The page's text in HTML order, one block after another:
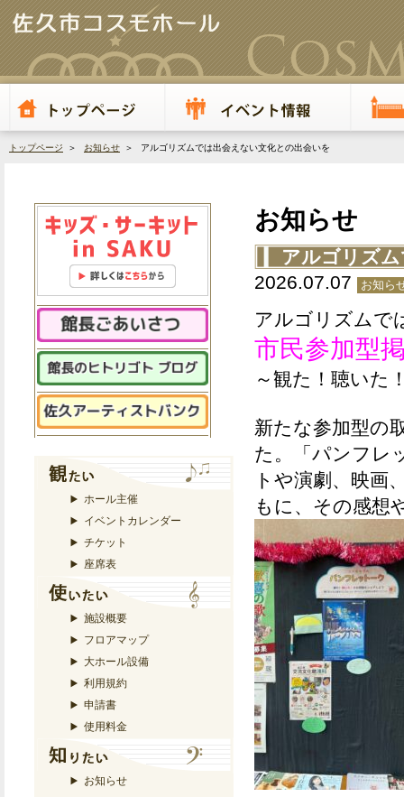
トップページ ＞ お知らせ ＞ アルゴリズムでは出会えない文化との出会いを
ホール主催
イベントカレンダー
チケット
座席表
施設概要
フロアマップ
大ホール設備
利用規約
申請書
使用料金
お知らせ
お知らせ
アルゴリズ
2026.07.07
お知ら
アルゴリズムで
市民参加型
～観た！聴いた
新たな参加型の
た。「パンフレ
トや演劇、映画
もに、その感想